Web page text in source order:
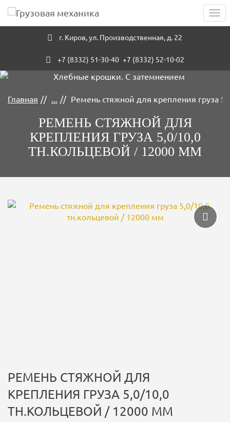
Skip
to
г. Киров,ул. Производственная, д. 22
+7 (8332) 51-30-40 +7 (8332) 52-10-02
Навигация
Главная
...
Ремень стяжной для крепления груза
РЕМЕНЬ СТЯЖНОЙ ДЛЯ
КРЕПЛЕНИЯ ГРУЗА 5,0/10,0
ТН.КОЛЬЦЕВОЙ / 12000 ММ
Галерея
РЕМЕНЬ СТЯЖНОЙ ДЛЯ
КРЕПЛЕНИЯ ГРУЗА 5,0/10,0
ТН.КОЛЬЦЕВОЙ / 12000 ММ